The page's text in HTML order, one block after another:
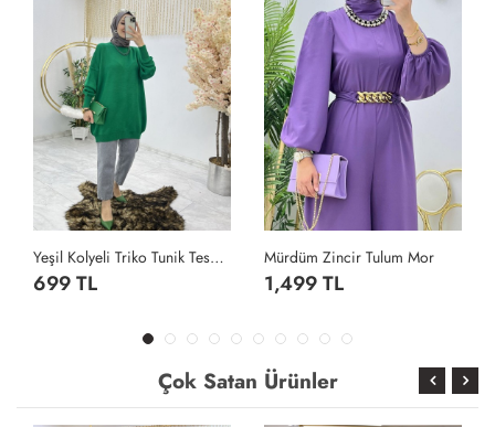
Yeşil Kolyeli Triko Tunik Tesettür Giyim Yeşil
699 TL
Mürdüm Zincir Tulum Mor
1,499 TL
Çok Satan Ürünler